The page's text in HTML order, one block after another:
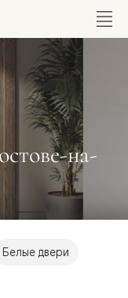
на-
Белые двери